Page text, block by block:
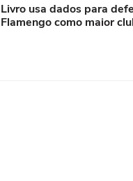
Livro usa dados para
Flamengo como maior